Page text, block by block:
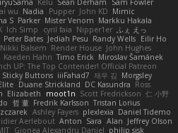
Kelu Sean Derham
Sam Fowler
wu Nadia Pupper John KD Mimic
S Parker Mister Venom Markku Hakala
Ich Simp cyril faia Nipper1er ふぇ えっ
Peter Bates Jediah Pesu Randy Wells Eilir Ho
Nikki Balsem Render House John Hughes
Kaeden Hahn Timo Erick Miroslav Šamánek
UP: The Top Contender! Official Patreon
Sticky Buttons iiiFahad7 재우 김 Morgsley
Duane Strickland DC Kasundra Ross
Elizabeth moot1n Scott Fredrickson 仁 小野
哲 董 Fredrik Karlsson Tristan Lorius
Ashley Fayers plexlexia Daniel Tidemo
Aerlebout Anton Sara Alan Jeffrey Olson
Gionea Alexandru Daniel philip sisk